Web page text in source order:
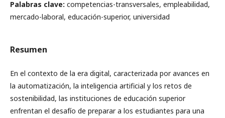
Palabras clave: competencias-transversales, empleabilidad,
mercado-laboral, educación-superior, universidad
Resumen
En el contexto de la era digital, caracterizada por avances en
la automatización, la inteligencia artificial y los retos de
sostenibilidad, las instituciones de educación superior
enfrentan el desafío de preparar a los estudiantes para una